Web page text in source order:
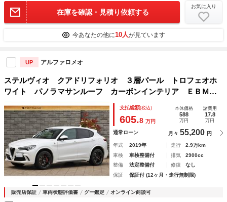
在庫を確認・見積り依頼する
お気に入り
今あなたの他に10人が見ています
UP アルファロメオ
ステルヴィオ クアドリフォリオ ３層パール トロフェオホ
ワイト パノラマサンルーフ カーボンインテリア ＥＢＭ可
変マフラー アップルカープレイ＆アンドロイドオート
支払総額(税込)
605.8 万円
本体価格
588
万円
諸費用
17.8
万円
通常ローン 月々 55,200 円
年式 2019年 走行
2.9万km
車検
車検整備付 排気
2900cc
整備
法定整備付 修復
なし
保証
保証付 (12ヶ月・走行無制限)
販売店保証 車両状態評価書 グー鑑定 オンライン商談可